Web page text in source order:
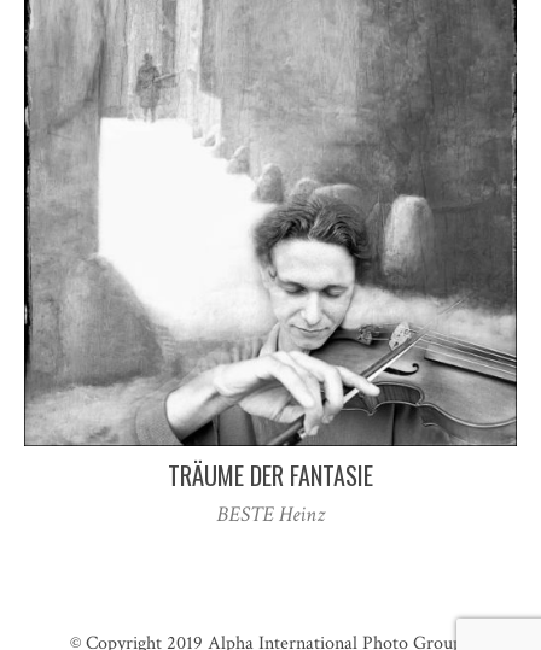
TRÄUME DER FANTASIE
BESTE Heinz
© Copyright 2019 Alpha International Photo Group